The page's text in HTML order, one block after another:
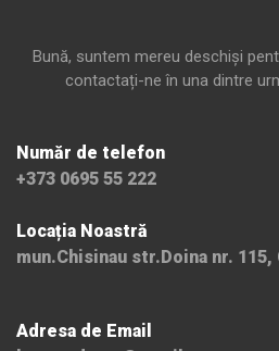
Bună, suntem mereu deschiși
contactați-ne în una dintre
Număr de telefon
+373 0695 55 222
Locația Noastră
mun.Chisinau str.Doina nr.
Adresa de Email